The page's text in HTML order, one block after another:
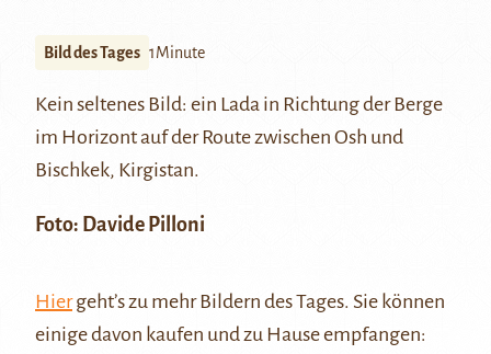
Bild des Tages 1Minute
Kein seltenes Bild: ein Lada in Richtung der Berge
im Horizont auf der Route zwischen Osh und
Bischkek, Kirgistan.
Foto: Davide Pilloni
Hiergeht’s zu mehr Bildern des Tages. Sie können
einige davon kaufen und zu Hause empfangen: